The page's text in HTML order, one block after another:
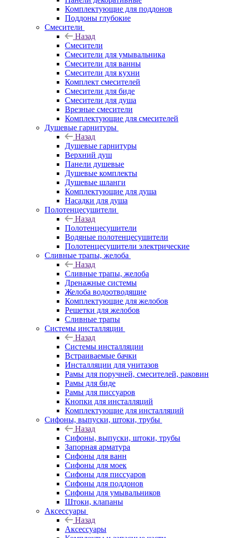
Комплектующие для поддонов
Поддоны глубокие
Смесители
Назад
Смесители
Смесители для умывальника
Смесители для ванны
Смесители для кухни
Комплект смесителей
Смесители для биде
Смесители для душа
Врезные смесители
Комплектующие для смесителей
Душевые гарнитуры
Назад
Душевые гарнитуры
Верхний душ
Панели душевые
Душевые комплекты
Душевые шланги
Комплектующие для душа
Насадки для душа
Полотенцесушители
Назад
Полотенцесушители
Водяные полотенцесушители
Полотенцесушители электрические
Сливные трапы, желоба
Назад
Сливные трапы, желоба
Дренажные системы
Желоба водоотводящие
Комплектующие для желобов
Решетки для желобов
Сливные трапы
Системы инсталляции
Назад
Системы инсталляции
Встраиваемые бачки
Инсталляции для унитазов
Рамы для поручней, смесителей, раковин
Рамы для биде
Рамы для писсуаров
Кнопки для инсталляций
Комплектующие для инсталляций
Сифоны, выпуски, штоки, трубы
Назад
Сифоны, выпуски, штоки, трубы
Запорная арматура
Сифоны для ванн
Сифоны для моек
Сифоны для писсуаров
Сифоны для поддонов
Сифоны для умывальников
Штоки, клапаны
Аксессуары
Назад
Аксессуары